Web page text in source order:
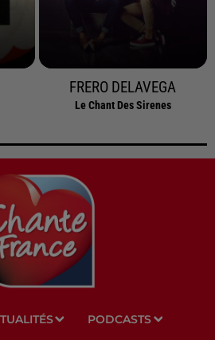
FRERO DELAVEGA
Le Chant Des Sirenes
PODCASTS